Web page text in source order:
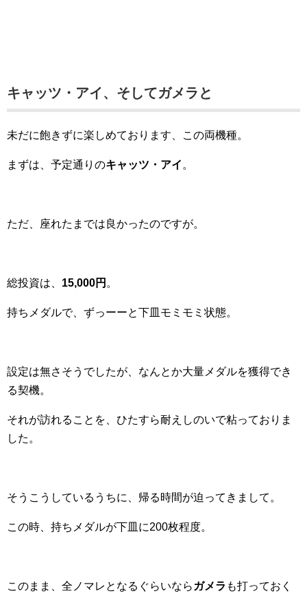
キャッツ・アイ、そしてガメラと
未だに飽きずに楽しめております、この両機種。
まずは、予定通りのキャッツ・アイ 。
ただ、座れたまでは良かったのですが。
総投資は、 15,000円 。
持ちメダルで、ずっーーと下皿モミモミ状態。
設定は無さそうでしたが、なんとか大量メダルを獲得でき
る契機。
それが訪れることを、ひたすら耐えしのいで粘っておりま
した。
そうこうしているうちに、帰る時間が迫ってきまして。
この時、持ちメダルが下皿に200枚程度。
このまま、全ノマレとなるぐらいなら ガメラ も打っておく